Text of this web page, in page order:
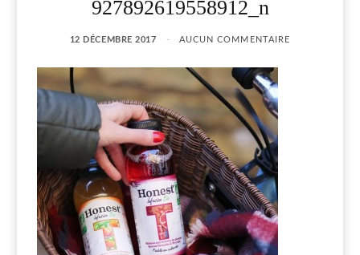
927892619558912_n
12 DÉCEMBRE 2017 AUCUN COMMENTAIRE